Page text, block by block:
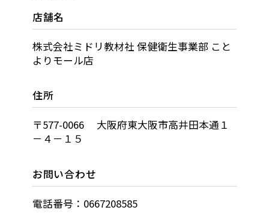
店舗名
株式会社ミドリ教材社 保健衛生事業部 こと
よりモール店
住所
〒577-0066 大阪府東大阪市高井田本通１
－４－１５
お問い合わせ
電話番号：0667208585